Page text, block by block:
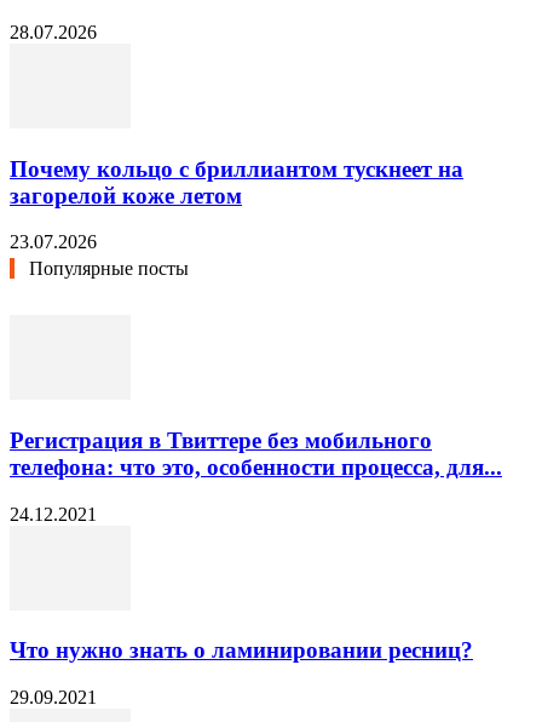
28.07.2026
Почему кольцо с бриллиантом тускнеет на
загорелой коже летом
23.07.2026
Популярные посты
Регистрация в Твиттере без мобильного
телефона: что это, особенности процесса, для...
24.12.2021
Что нужно знать о ламинировании ресниц?
29.09.2021